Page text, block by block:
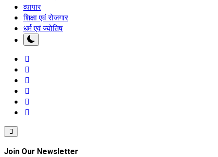
व्यापार
शिक्षा एवं रोजगार
धर्म एवं ज्योतिष
Join Our Newsletter